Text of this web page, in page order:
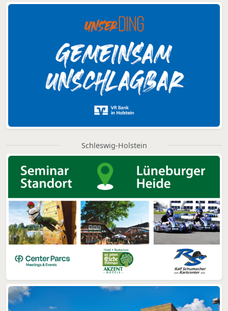
Schleswig-Holstein